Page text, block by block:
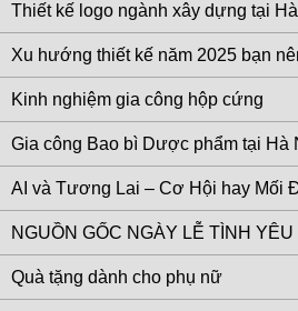
Thiết kế logo ngành xây dựng tại
Xu hướng thiết kế năm 2025 bạn
Kinh nghiệm gia công hộp cứng
Gia công Bao bì Dược phẩm tại Hà
AI và Tương Lai – Cơ Hội hay Mối
NGUỒN GỐC NGÀY LỄ TÌNH YÊU
Quà tặng dành cho phụ nữ